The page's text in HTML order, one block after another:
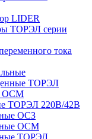
LIDER
ТОРЭЛ серии
тока
ТОРЭЛ
ОСМ
ТОРЭЛ 220В/42В
ОСЗ
ОСМ
ТОРЭЛ